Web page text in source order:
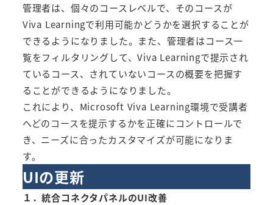
管理者は、個々のコースレベルで、そのコースが
Viva Learningで利用可能かどうかを選択することが
できるようになりました。また、管理者はコース一
覧をフィルタリングして、Viva Learningで提示され
ているコース、されていないコースの概要を把握す
ることができるようになりました。
これにより、Microsoft Viva Learning環境で受講者
へどのコースを提示するかを正確にコントロールで
き、ニーズに合ったカスタマイズが可能になりま
す。
UIの更新
１．統合コネクタパネルのUI改善